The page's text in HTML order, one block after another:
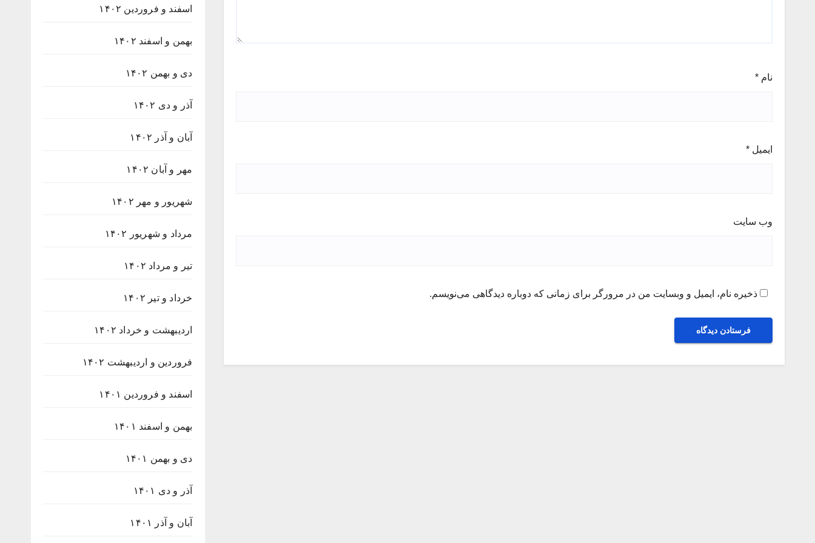
نام *
ایمیل *
وب‌ سایت
ذخیره نام، ایمیل و وبسایت من در مرورگر برای زمانی که دوباره دیدگاهی می‌نویسم.
اسفند و فروردین ۱۴۰۲
بهمن و اسفند ۱۴۰۲
دی و بهمن ۱۴۰۲
آذر و دی ۱۴۰۲
آبان و آذر ۱۴۰۲
مهر و آبان ۱۴۰۲
شهریور و مهر ۱۴۰۲
مرداد و شهریور ۱۴۰۲
تیر و مرداد ۱۴۰۲
خرداد و تیر ۱۴۰۲
اردیبهشت و خرداد ۱۴۰۲
فروردین و اردیبهشت ۱۴۰۲
اسفند و فروردین ۱۴۰۱
بهمن و اسفند ۱۴۰۱
دی و بهمن ۱۴۰۱
آذر و دی ۱۴۰۱
آبان و آذر ۱۴۰۱